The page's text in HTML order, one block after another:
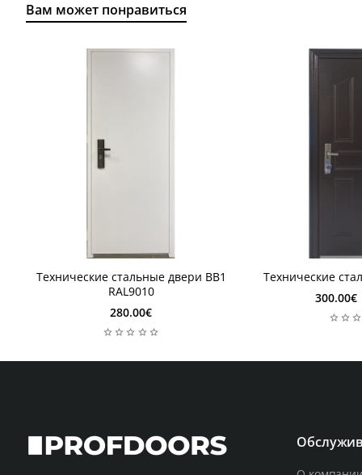
Вам может понравиться
1 неделя
1 неделя
Технические стальные двери BB1
RAL9010
280.00€
1 неделя
1 неделя
Технические
300.00€